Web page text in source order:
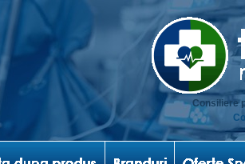
Consiliere